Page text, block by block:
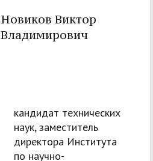
Новиков Виктор
Владимирович
кандидат технических
наук, заместитель
директора Института
по научно-